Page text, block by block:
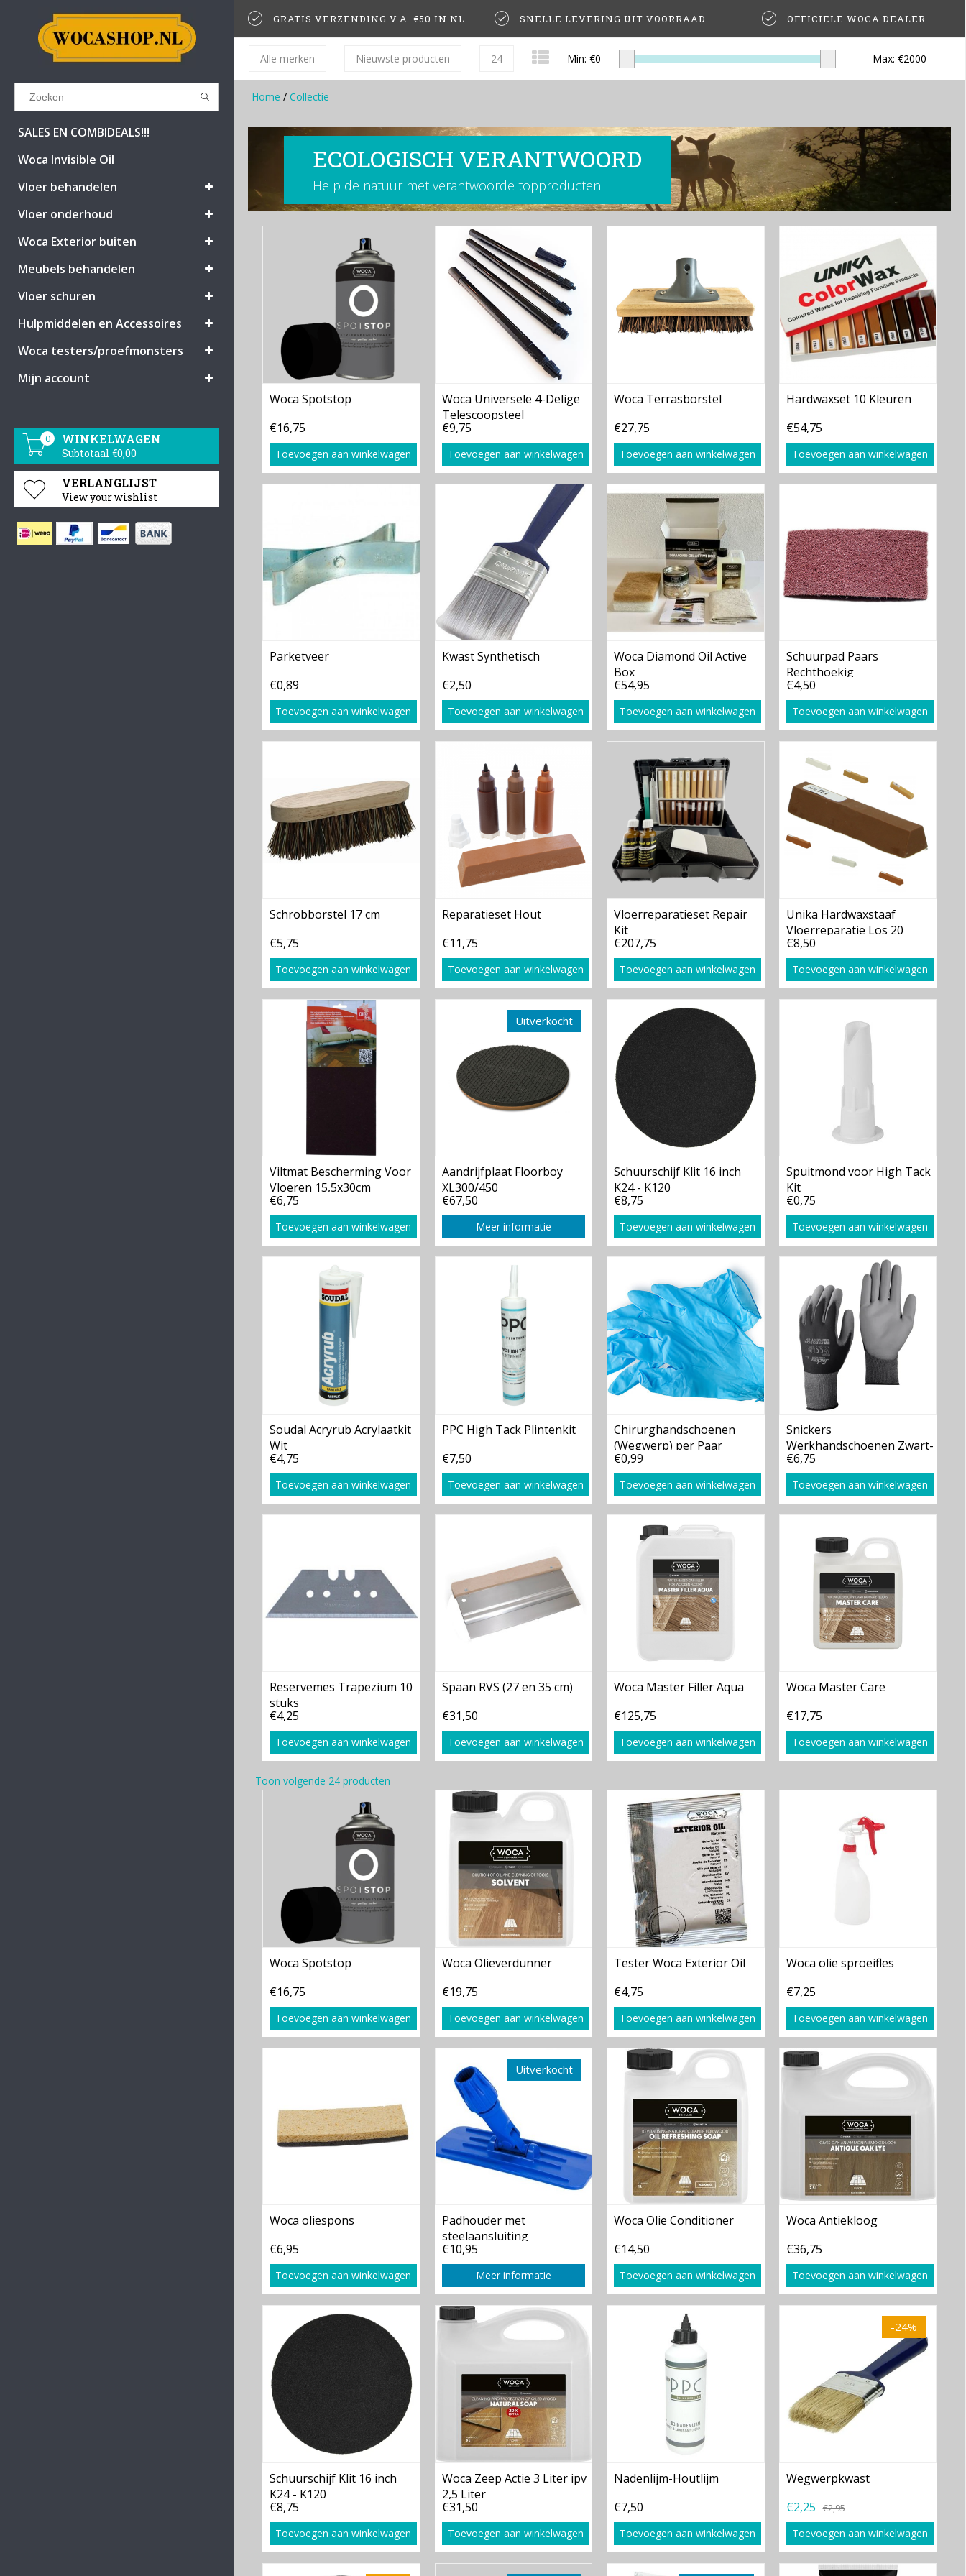
Results found
BEKIJK ALLE RESULTATEN
GA TERUG
SALES EN COMBIDEALS!!!
Woca Invisible Oil
Vloer behandelen
Vloer onderhoud
Woca Exterior buiten
Meubels behandelen
Vloer schuren
Hulpmiddelen en Accessoires
Woca testers/proefmonsters
Mijn account
0 WINKELWAGEN
Subtotaal €0,00
VERLANGLIJST
View your wishlist
GRATIS VERZENDING V.A. €50 IN NL SNELLE LEVERING UIT VOORRAAD OFFICIËLE WOCA DEALER
Alle merken Nieuwste producten 24 Min: €0 Max: €2000
Home / Collectie
ECOLOGISCH VERANTWOORD
Help de natuur met verantwoorde topproducten
Woca Spotstop
€16,75
Toevoegen aan winkelwagen
Woca Universele 4-Delige
Telescoopsteel
€9,75
Toevoegen aan winkelwagen
Woca Terrasborstel
€27,75
Toevoegen aan winkelwagen
Hardwaxset 10 Kleuren
€54,75
Toevoegen aan winkelwagen
Parketveer
€0,89
Toevoegen aan winkelwagen
Kwast Synthetisch
€2,50
Toevoegen aan winkelwagen
Woca Diamond Oil Active
Box
€54,95
Toevoegen aan winkelwagen
Schuurpad Paars
Rechthoekig
€4,50
Toevoegen aan winkelwagen
Schrobborstel 17 cm
€5,75
Toevoegen aan winkelwagen
Reparatieset Hout
€11,75
Toevoegen aan winkelwagen
Vloerreparatieset Repair
Kit
€207,75
Toevoegen aan winkelwagen
Unika Hardwaxstaaf
Vloerreparatie Los 20
Kleuren
€8,50
Toevoegen aan winkelwagen
Viltmat Bescherming Voor
Vloeren 15,5x30cm
€6,75
Toevoegen aan winkelwagen
Uitverkocht
Aandrijfplaat Floorboy
XL300/450
€67,50
Meer informatie
Schuurschijf Klit 16 inch
K24 - K120
€8,75
Toevoegen aan winkelwagen
Spuitmond voor High Tack
Kit
€0,75
Toevoegen aan winkelwagen
Soudal Acryrub Acrylaatkit
Wit
€4,75
Toevoegen aan winkelwagen
PPC High Tack Plintenkit
€7,50
Toevoegen aan winkelwagen
Chirurghandschoenen
(Wegwerp) per Paar
€0,99
Toevoegen aan winkelwagen
Snickers
Werkhandschoenen Zwart-
Grijs
€6,75
Toevoegen aan winkelwagen
Reservemes Trapezium 10
stuks
€4,25
Toevoegen aan winkelwagen
Spaan RVS (27 en 35 cm)
€31,50
Toevoegen aan winkelwagen
Woca Master Filler Aqua
€125,75
Toevoegen aan winkelwagen
Woca Master Care
€17,75
Toevoegen aan winkelwagen
Toon volgende 24 producten
Woca Spotstop
€16,75
Toevoegen aan winkelwagen
Woca Olieverdunner
€19,75
Toevoegen aan winkelwagen
Tester Woca Exterior Oil
€4,75
Toevoegen aan winkelwagen
Woca olie sproeifles
€7,25
Toevoegen aan winkelwagen
Woca oliespons
€6,95
Toevoegen aan winkelwagen
Uitverkocht
Padhouder met
steelaansluiting
€10,95
Meer informatie
Woca Olie Conditioner
€14,50
Toevoegen aan winkelwagen
Woca Antiekloog
€36,75
Toevoegen aan winkelwagen
Schuurschijf Klit 16 inch
K24 - K120
€8,75
Toevoegen aan winkelwagen
Woca Zeep Actie 3 Liter ipv
2,5 Liter
€31,50
Toevoegen aan winkelwagen
Nadenlijm-Houtlijm
€7,50
Toevoegen aan winkelwagen
-24%
Wegwerpkwast
€2,25
€2,95
Toevoegen aan winkelwagen